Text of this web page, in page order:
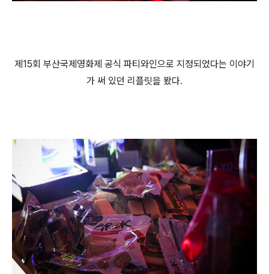
제15회 부산국제영화제 공식 파티와인으로 지정되었다는 이야기
가 써 있던 리플릿을 봤다.